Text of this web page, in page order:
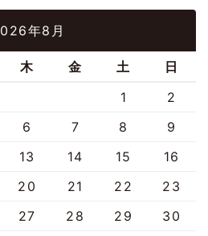
年8月
木 金 土 日
1
2
6 7 8
9
13 14 15
16
20 21 22
23
27 28 29
30